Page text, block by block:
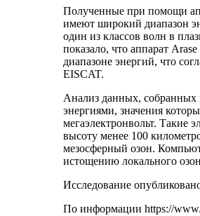
Полученные при помощи
имеют широкий диапазон
один из классов волн в
показало, что аппарат
диапазоне энергий, что
EISCAT.
Анализ данных, собранных
энергиями, значения
мегаэлектронвольт. Такие
высоту менее 100
мезосферный озон.
истощению локального
Исследование
По информации https://